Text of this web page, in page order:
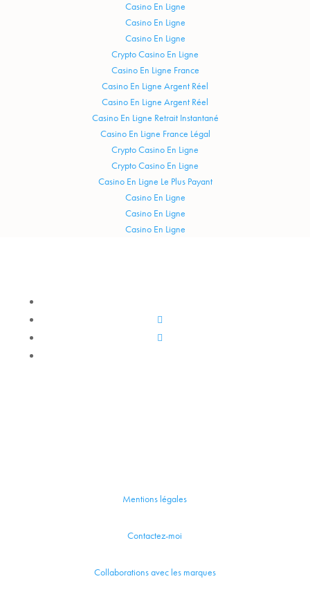
Casino En Ligne
Casino En Ligne
Casino En Ligne
Crypto Casino En Ligne
Casino En Ligne France
Casino En Ligne Argent Réel
Casino En Ligne Argent Réel
Casino En Ligne Retrait Instantané
Casino En Ligne France Légal
Crypto Casino En Ligne
Crypto Casino En Ligne
Casino En Ligne Le Plus Payant
Casino En Ligne
Casino En Ligne
Casino En Ligne
Mentions légales
Contactez-moi
Collaborations avec les marques